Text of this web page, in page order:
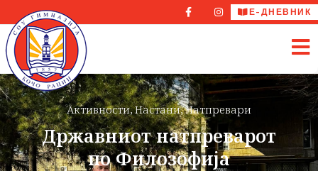
Е-ДНЕВНИК
Активности,Настани,Натпревари
Државниот натпреварот
по Филозофија